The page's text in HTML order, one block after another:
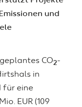
und
CO2-
in
für eine
EUR (109